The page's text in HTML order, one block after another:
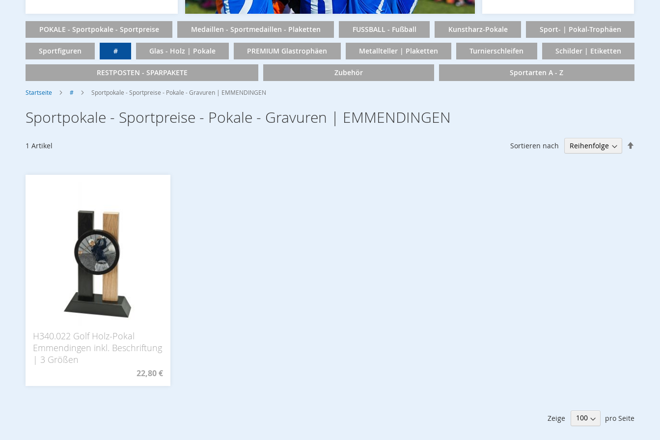
POKALE - Sportpokale - Sportpreise Medaillen - Sportmedaillen - Plaketten FUSSBALL - Fußball Kunstharz-Pokale Sport- | Pokal-Trophäen
Sportfiguren # Glas - Holz | Pokale PREMIUM Glastrophäen Metallteller | Plaketten Turnierschleifen Schilder | Etiketten
RESTPOSTEN - SPARPAKETE Zubehör Sportarten A - Z
Startseite # Sportpokale - Sportpreise - Pokale - Gravuren | EMMENDINGEN
Sportpokale - Sportpreise - Pokale - Gravuren | EMMENDINGEN
1 Artikel Sortieren nach
H340.022 Golf Holz-Pokal
Emmendingen inkl. Beschriftung
| 3 Größen
22,80 €
Zeige pro Seite